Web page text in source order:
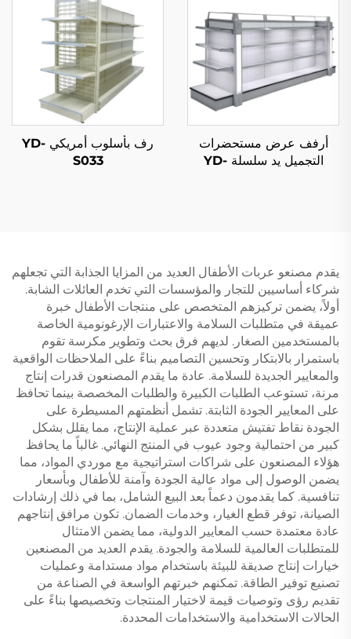
أرفف عرض مستحضرات
التجميل يد سلسلة YD-
رف بأسلوب أمريكي YD-
S033
يقدم مصنعو عربات الأطفال العديد من المزايا الجذابة التي تجعلهم
شركاء أساسيين للتجار والمؤسسات التي تخدم العائلات الشابة.
أولاً، يضمن تركيزهم المتخصص على منتجات الأطفال خبرة
عميقة في متطلبات السلامة والاعتبارات الإرغونومية الخاصة
بالمستخدمين الصغار. لديهم فرق بحث وتطوير مكرسة تقوم
باستمرار بالابتكار وتحسين التصاميم بناءً على الملاحظات الواقعية
والمعايير الجديدة للسلامة. عادة ما يقدم المصنعون قدرات إنتاج
مرنة، تستوعب الطلبات الكبيرة والطلبات المخصصة بينما تحافظ
على المعايير الجودة الثابتة. تشمل أنظمتهم المسيطرة على
الجودة نقاط تفتيش متعددة عبر عملية الإنتاج، مما يقلل بشكل
كبير من احتمالية وجود عيوب في المنتج النهائي. غالباً ما يحافظ
هؤلاء المصنعون على شراكات استراتيجية مع موردي المواد، مما
يضمن الوصول إلى مواد عالية الجودة وآمنة للأطفال وبأسعار
تنافسية. كما يقدمون دعماً بعد البيع الشامل، بما في ذلك إرشادات
الصيانة، توفر قطع الغيار، وخدمات الضمان. تكون مرافق إنتاجهم
عادة معتمدة حسب المعايير الدولية، مما يضمن الامتثال
للمتطلبات العالمية للسلامة والجودة. يقدم العديد من المصنعين
خيارات إنتاج صديقة للبيئة باستخدام مواد مستدامة وعمليات
تصنيع توفير الطاقة. تمكنهم خبرتهم الواسعة في الصناعة من
تقديم رؤى وتوصيات قيمة لاختيار المنتجات وتخصيصها بناءً على
الحالات الاستخدامية والاستخدامات المحددة.